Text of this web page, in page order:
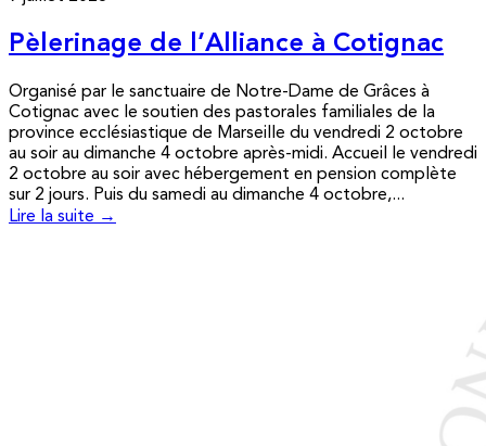
Pèlerinage de l’Alliance à Cotignac
Organisé par le sanctuaire de Notre-Dame de Grâces à
Cotignac avec le soutien des pastorales familiales de la
province ecclésiastique de Marseille du vendredi 2 octobre
au soir au dimanche 4 octobre après-midi. Accueil le vendredi
2 octobre au soir avec hébergement en pension complète
sur 2 jours. Puis du samedi au dimanche 4 octobre,...
Lire la suite →